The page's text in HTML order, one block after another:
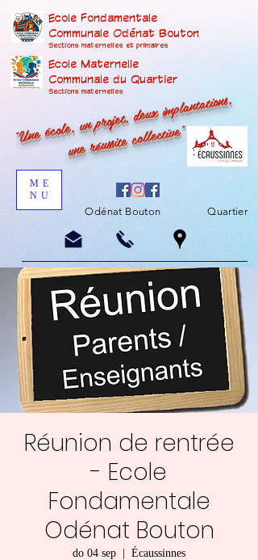
Ecole Fondamentale
Communale Odénat Bouton
Sections maternelles et primaires
Ecole Maternelle
Communale du Quartier
Sections maternelles
"Une école, un projet, deux implantations,
une réussite collective"
ME
NU
Odénat Bouton Quartier
Réunion de rentrée
- Ecole
Fondamentale
Odénat Bouton
do 04 sep Écaussinnes